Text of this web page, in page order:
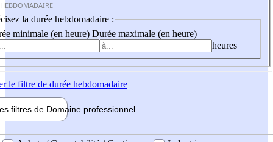
la durée hebdomadaire :
minimale (en heure) Durée maximale (en heure)
heures
le filtre de durée hebdomadaire
filtres de Domaine professionnel